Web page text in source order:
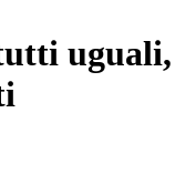
uguali,